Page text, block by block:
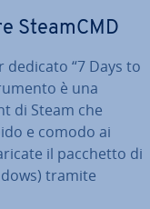
SteamCMD
dedicato “7 Days to
è una
di Steam che
e comodo ai
il pacchetto di
tramite